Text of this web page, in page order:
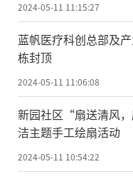
2024-05-11 11:15:27
蓝帆医疗科创总部及
栋封顶
2024-05-11 11:06:08
新园社区“扇送清风
洁主题手工绘扇活动
2024-05-11 10:54:22